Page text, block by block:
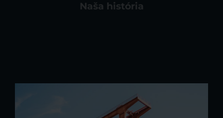
Naša história